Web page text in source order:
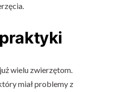
wielu zwierzętom.
miał problemy z